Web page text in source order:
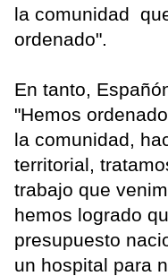
la comunidad
ordenado".
En tanto,
"Hemos
la comunidad,
territorial,
trabajo que
hemos logrado
presupuesto
un hospital para